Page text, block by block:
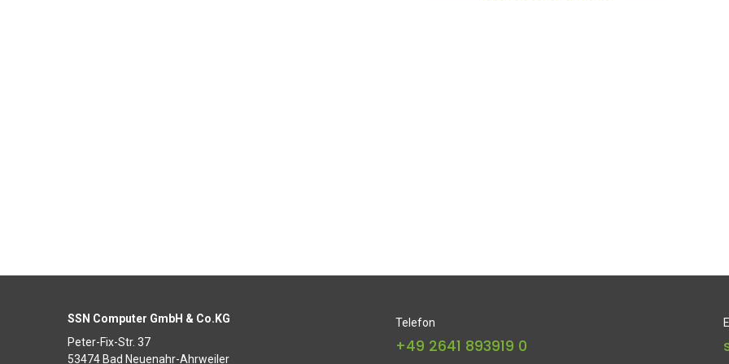
SSN Computer GmbH & Co.KG
Peter-Fix-Str. 37
53474 Bad Neuenahr-Ahrweiler
Telefon
+49 2641 893919 0